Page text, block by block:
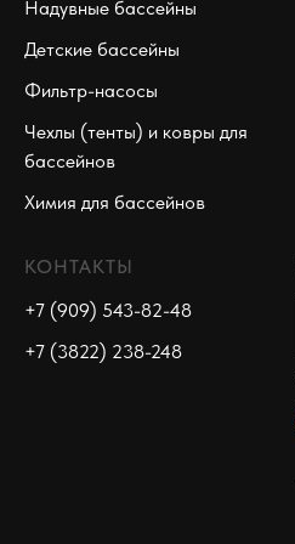
Надувные бассейны
Детские бассейны
Фильтр-насосы
Чехлы (тенты) и ковры для
бассейнов
Химия для бассейнов
КОНТАКТЫ
+7 (909) 543-82-48
+7 (3822) 238-248